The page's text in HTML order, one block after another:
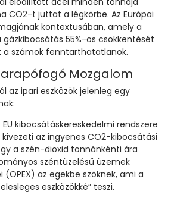
CO2-t juttat a légkörbe. Az Európai
kontextusában, amely a
55%-os csökkentését
a számok fenntarthatatlanok.
Mozgalom
az ipari eszközök jelenleg egy
kibocsátáskereskedelmi rendszere
az ingyenes CO2-kibocsátási
a szén-dioxid tonnánkénti ára
széntüzelésű üzemek
az egekbe szöknek, ami a
eszközökké” teszi.